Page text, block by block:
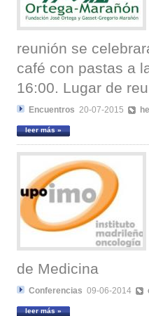
reunión se
café con pastas a
16:00. Lugar de
Encuentros 20-07-2015
leer más »
de Medicina
Conferencias 09-06-2014
leer más »